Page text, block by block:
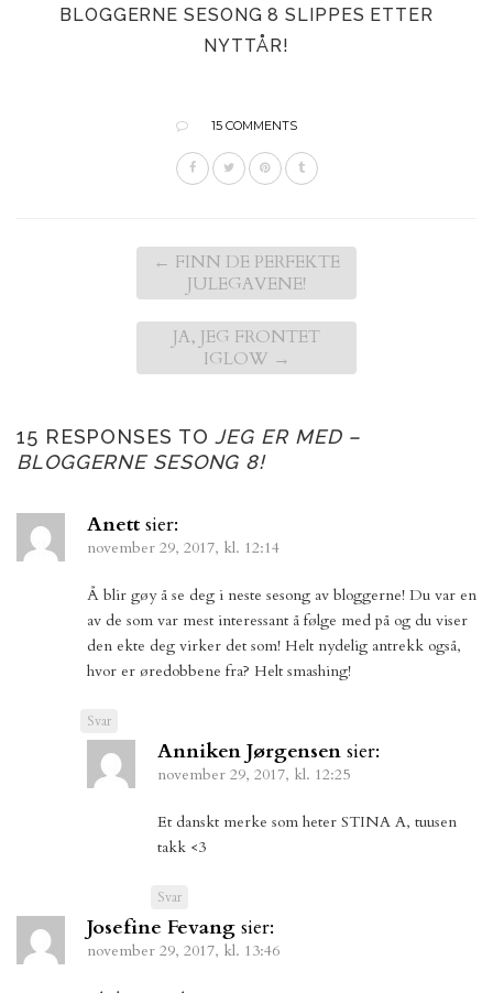
BLOGGERNE SESONG 8 SLIPPES ETTER
NYTTÅR!
15 COMMENTS
← FINN DE PERFEKTE
JULEGAVENE!
JA, JEG FRONTET
IGLOW →
15 RESPONSES TOJEG ER MED –
BLOGGERNE SESONG 8!
Anett sier:
november 29, 2017, kl. 12:14
Å blir gøy å se deg i neste sesong av bloggerne! Du var en
av de som var mest interessant å følge med på og du viser
den ekte deg virker det som! Helt nydelig antrekk også,
hvor er øredobbene fra? Helt smashing!
Svar
Anniken Jørgensen sier:
november 29, 2017, kl. 12:25
Et danskt merke som heter STINA A, tuusen
takk <3
Svar
Josefine Fevang sier:
november 29, 2017, kl. 13:46